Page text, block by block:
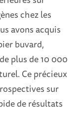
chez les
avons acquis
buvard,
plus de 10 000
Ce précieux
sur
de résultats